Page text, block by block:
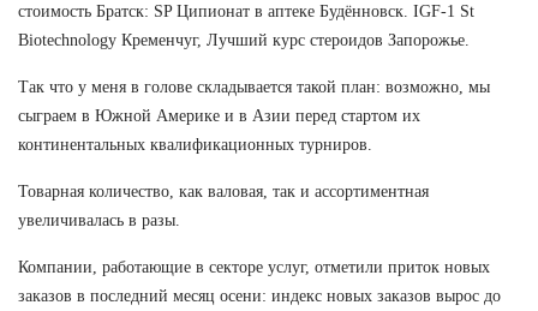
стоимость Братск: SP Ципионат в аптеке Будённовск. IGF-1 St
Biotechnology Кременчуг, Лучший курс стероидов Запорожье.
Так что у меня в голове складывается такой план: возможно, мы
сыграем в Южной Америке и в Азии перед стартом их
континентальных квалификационных турниров.
Товарная количество, как валовая, так и ассортиментная
увеличивалась в разы.
Компании, работающие в секторе услуг, отметили приток новых
заказов в последний месяц осени: индекс новых заказов вырос до